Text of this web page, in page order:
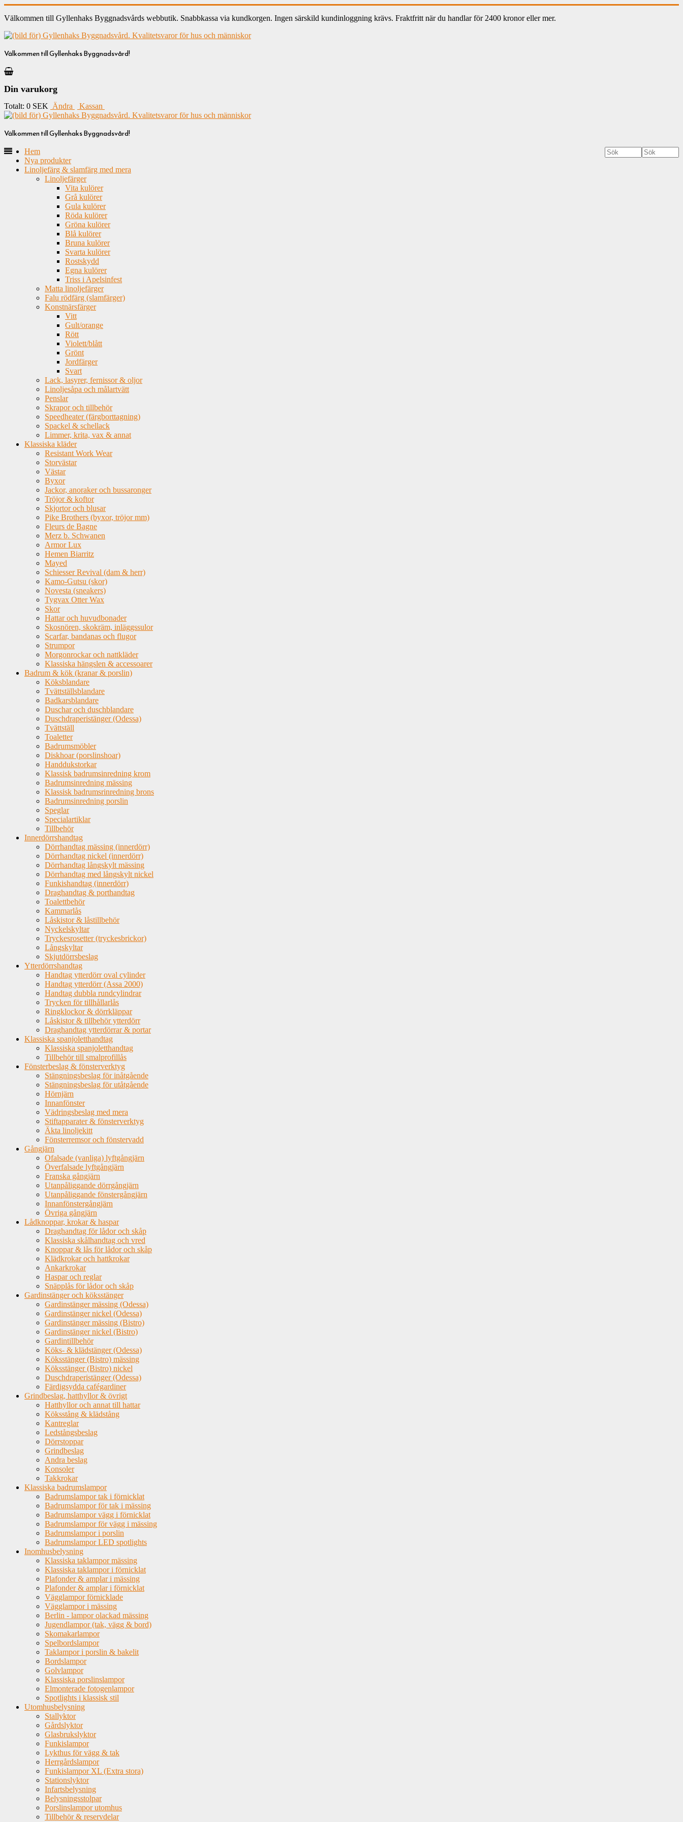
Välkommen till Gyllenhaks Byggnadsvårds webbutik. Snabbkassa via kundkorgen. Ingen särskild kundinloggning krävs. Fraktfritt när du handlar för 2400 kronor eller mer.
Välkommen till Gyllenhaks Byggnadsvård!
Din varukorg
Totalt: 0 SEK Ändra Kassan
Välkommen till Gyllenhaks Byggnadsvård!
Hem
Nya produkter
Linoljefärg & slamfärg med mera
Linoljefärger
Vita kulörer
Grå kulörer
Gula kulörer
Röda kulörer
Gröna kulörer
Blå kulörer
Bruna kulörer
Svarta kulörer
Rostskydd
Egna kulörer
Triss i Apelsinfest
Matta linoljefärger
Falu rödfärg (slamfärger)
Konstnärsfärger
Vitt
Gult/orange
Rött
Violett/blått
Grönt
Jordfärger
Svart
Lack, lasyrer, fernissor & oljor
Linoljesåpa och målartvätt
Penslar
Skrapor och tillbehör
Speedheater (färgborttagning)
Spackel & schellack
Limmer, krita, vax & annat
Klassiska kläder
Resistant Work Wear
Storvästar
Västar
Byxor
Jackor, anoraker och bussaronger
Tröjor & koftor
Skjortor och blusar
Pike Brothers (byxor, tröjor mm)
Fleurs de Bagne
Merz b. Schwanen
Armor Lux
Hemen Biarritz
Mayed
Schiesser Revival (dam & herr)
Kamo-Gutsu (skor)
Novesta (sneakers)
Tygvax Otter Wax
Skor
Hattar och huvudbonader
Skosnören, skokräm, inläggssulor
Scarfar, bandanas och flugor
Strumpor
Morgonrockar och nattkläder
Klassiska hängslen & accessoarer
Badrum & kök (kranar & porslin)
Köksblandare
Tvättställsblandare
Badkarsblandare
Duschar och duschblandare
Duschdraperistänger (Odessa)
Tvättställ
Toaletter
Badrumsmöbler
Diskhoar (porslinshoar)
Handdukstorkar
Klassisk badrumsinredning krom
Badrumsinredning mässing
Klassisk badrumsrinredning brons
Badrumsinredning porslin
Speglar
Specialartiklar
Tillbehör
Innerdörrshandtag
Dörrhandtag mässing (innerdörr)
Dörrhandtag nickel (innerdörr)
Dörrhandtag långskylt mässing
Dörrhandtag med långskylt nickel
Funkishandtag (innerdörr)
Draghandtag & porthandtag
Toalettbehör
Kammarlås
Låskistor & låstillbehör
Nyckelskyltar
Tryckesrosetter (tryckesbrickor)
Långskyltar
Skjutdörrsbeslag
Ytterdörrshandtag
Handtag ytterdörr oval cylinder
Handtag ytterdörr (Assa 2000)
Handtag dubbla rundcylindrar
Trycken för tillhållarlås
Ringklockor & dörrkläppar
Låskistor & tillbehör ytterdörr
Draghandtag ytterdörrar & portar
Klassiska spanjoletthandtag
Klassiska spanjoletthandtag
Tillbehör till smalprofillås
Fönsterbeslag & fönsterverktyg
Stängningsbeslag för inåtgående
Stängningsbeslag för utåtgående
Hörnjärn
Innanfönster
Vädringsbeslag med mera
Stiftapparater & fönsterverktyg
Äkta linoljekitt
Fönsterremsor och fönstervadd
Gångjärn
Ofalsade (vanliga) lyftgångjärn
Överfalsade lyftgångjärn
Franska gångjärn
Utanpåliggande dörrgångjärn
Utanpåliggande fönstergångjärn
Innanfönstergångjärn
Övriga gångjärn
Lådknoppar, krokar & haspar
Draghandtag för lådor och skåp
Klassiska skålhandtag och vred
Knoppar & lås för lådor och skåp
Klädkrokar och hattkrokar
Ankarkrokar
Haspar och reglar
Snäpplås för lådor och skåp
Gardinstänger och köksstänger
Gardinstänger mässing (Odessa)
Gardinstänger nickel (Odessa)
Gardinstänger mässing (Bistro)
Gardinstänger nickel (Bistro)
Gardintillbehör
Köks- & klädstänger (Odessa)
Köksstänger (Bistro) mässing
Köksstänger (Bistro) nickel
Duschdraperistänger (Odessa)
Färdigsydda cafégardiner
Grindbeslag, hatthyllor & övrigt
Hatthyllor och annat till hattar
Köksstång & klädstång
Kantreglar
Ledstångsbeslag
Dörrstoppar
Grindbeslag
Andra beslag
Konsoler
Takkrokar
Klassiska badrumslampor
Badrumslampor tak i förnicklat
Badrumslampor för tak i mässing
Badrumslampor vägg i förnicklat
Badrumslampor för vägg i mässing
Badrumslampor i porslin
Badrumslampor LED spotlights
Inomhusbelysning
Klassiska taklampor mässing
Klassiska taklampor i förnicklat
Plafonder & amplar i mässing
Plafonder & amplar i förnicklat
Vägglampor förnicklade
Vägglampor i mässing
Berlin - lampor olackad mässing
Jugendlampor (tak, vägg & bord)
Skomakarlampor
Spelbordslampor
Taklampor i porslin & bakelit
Bordslampor
Golvlampor
Klassiska porslinslampor
Elmonterade fotogenlampor
Spotlights i klassisk stil
Utomhusbelysning
Stallyktor
Gårdslyktor
Glasbrukslyktor
Funkislampor
Lykthus för vägg & tak
Herrgårdslampor
Funkislampor XL (Extra stora)
Stationslyktor
Infartsbelysning
Belysningsstolpar
Porslinslampor utomhus
Tillbehör & reservdelar